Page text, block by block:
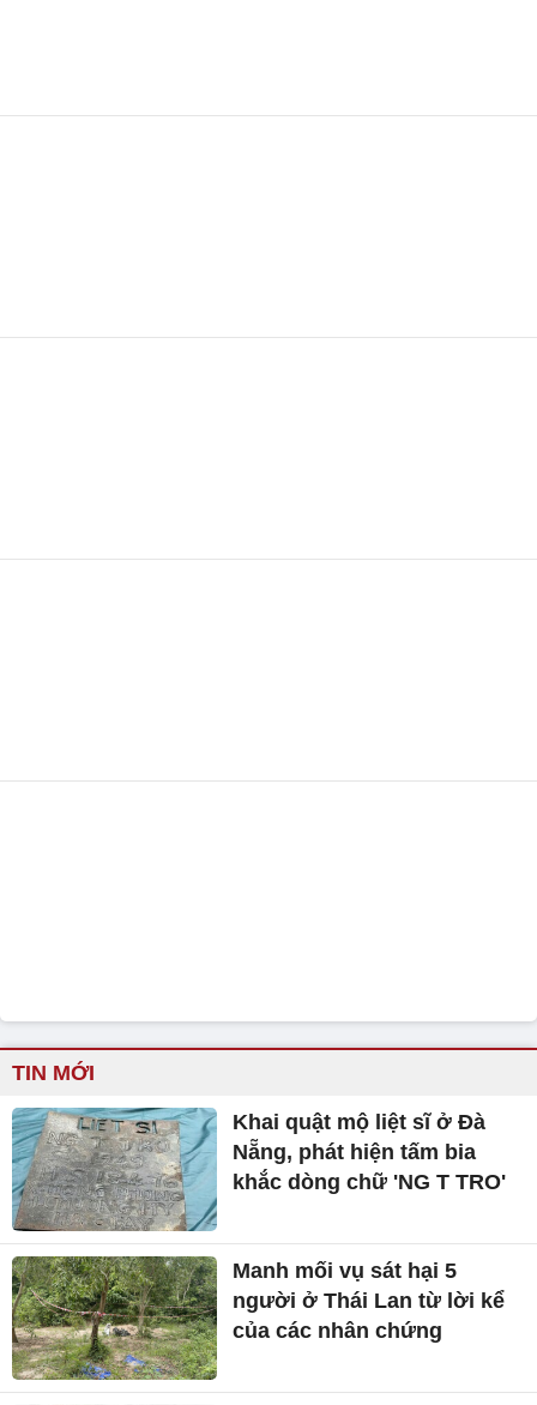
TIN MỚI
Khai quật mộ liệt sĩ ở Đà
Nẵng, phát hiện tấm bia
khắc dòng chữ 'NG T TRO'
Manh mối vụ sát hại 5
người ở Thái Lan từ lời kể
của các nhân chứng